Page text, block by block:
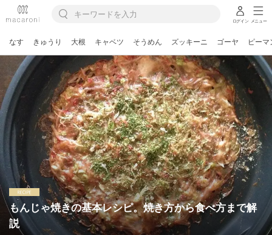
ログイン メニュー
なす きゅうり 大根 キャベツ そうめん ズッキーニ ゴーヤ ピーマ
もんじゃ焼きの基本レシピ。焼き方から食べ方まで解
説